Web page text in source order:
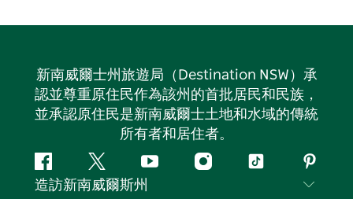
新南威爾士州旅遊局（Destination NSW）承
認並尊重原住民作為該州的首批居民和民族，
並承認原住民是新南威爾士土地和水域的傳統
所有者和居住者。
Facebook嘰
嘰
Youtube Instagram
抖
造訪新南威爾斯州